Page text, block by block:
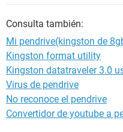
Consulta también:
Mi pendrive(kingston de
Kingston format utility
Kingston datatraveler 3.0
Virus de pendrive
No reconoce el pendrive
Convertidor de youtube a